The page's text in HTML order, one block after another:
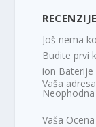
RECENZIJE
Još nema
Budite prvi
ion Baterije
Vaša
Vaša